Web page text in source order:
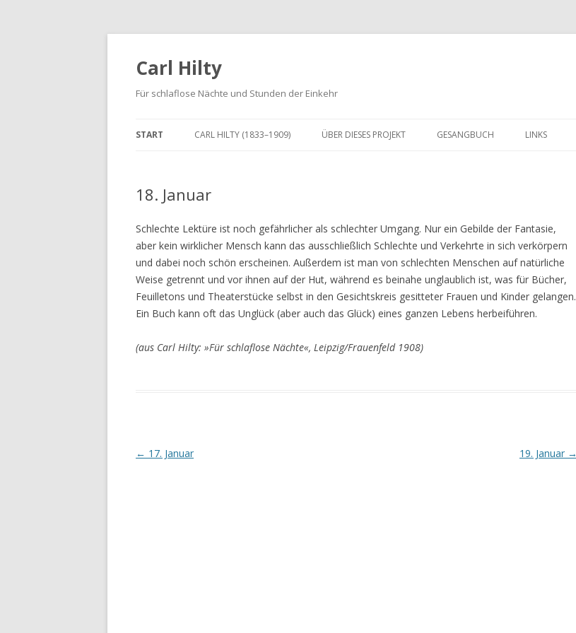
Carl Hilty
Für schlaflose Nächte und Stunden der Einkehr
zum
START CARL HILTY (1833–1909) ÜBER DIESES PROJEKT GESANGBUCH LINKS
18. Januar
Schlechte Lektüre ist noch gefährlicher als schlechter Umgang. Nur ein Gebilde der Fantasie,
aber kein wirklicher Mensch kann das ausschließlich Schlechte und Verkehrte in sich verkörpern
und dabei noch schön erscheinen. Außerdem ist man von schlechten Menschen auf natürliche
Weise getrennt und vor ihnen auf der Hut, während es beinahe unglaublich ist, was für Bücher,
Feuilletons und Theaterstücke selbst in den Gesichtskreis gesitteter Frauen und Kinder gelangen.
Ein Buch kann oft das Unglück (aber auch das Glück) eines ganzen Lebens herbeiführen.
(aus Carl Hilty: »Für schlaflose Nächte«, Leipzig/Frauenfeld 1908)
Beitrags-
← 17. Januar 19. Januar →